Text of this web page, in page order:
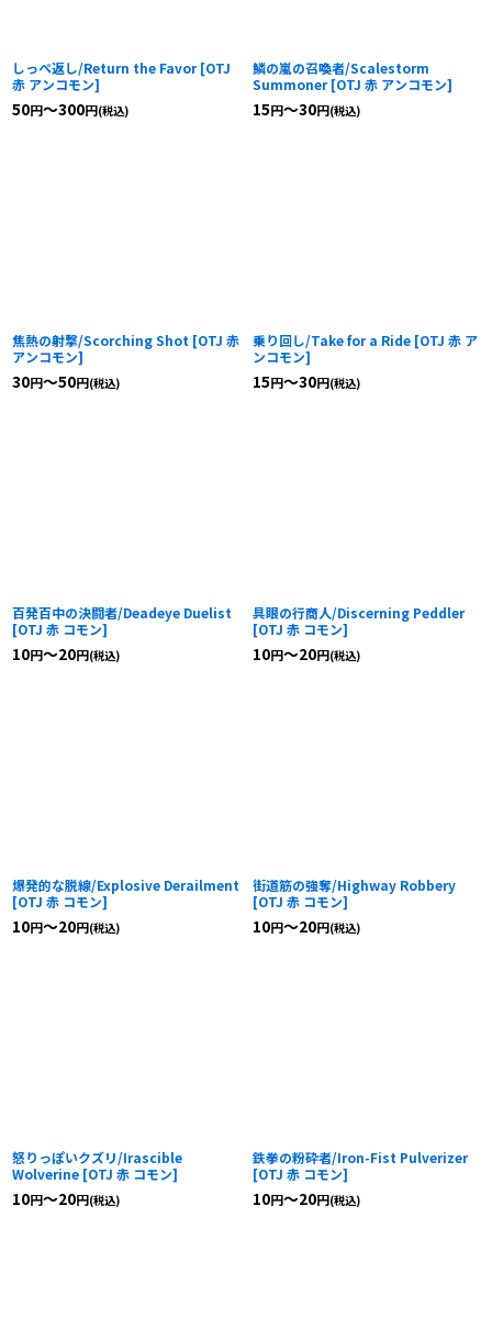
しっぺ返し/Return the Favor [OTJ
赤 アンコモン]
50円～300円(税込)
鱗の嵐の召喚者/Scalestorm
Summoner [OTJ 赤 アンコモン]
15円～30円(税込)
焦熱の射撃/Scorching Shot [OTJ 赤
アンコモン]
30円～50円(税込)
乗り回し/Take for a Ride [OTJ 赤 ア
ンコモン]
15円～30円(税込)
百発百中の決闘者/Deadeye Duelist
[OTJ 赤 コモン]
10円～20円(税込)
具眼の行商人/Discerning Peddler
[OTJ 赤 コモン]
10円～20円(税込)
爆発的な脱線/Explosive Derailment
[OTJ 赤 コモン]
10円～20円(税込)
街道筋の強奪/Highway Robbery
[OTJ 赤 コモン]
10円～20円(税込)
怒りっぽいクズリ/Irascible
Wolverine [OTJ 赤 コモン]
10円～20円(税込)
鉄拳の粉砕者/Iron-Fist Pulverizer
[OTJ 赤 コモン]
10円～20円(税込)